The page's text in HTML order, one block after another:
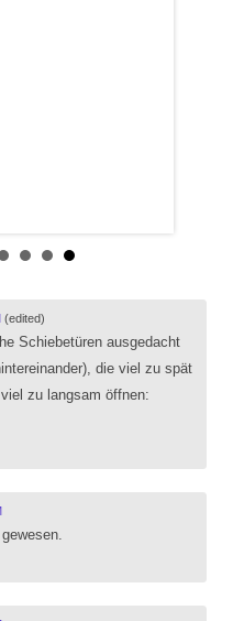
(edited)
Schiebetüren ausgedacht
die viel zu spät
zu langsam öffnen: